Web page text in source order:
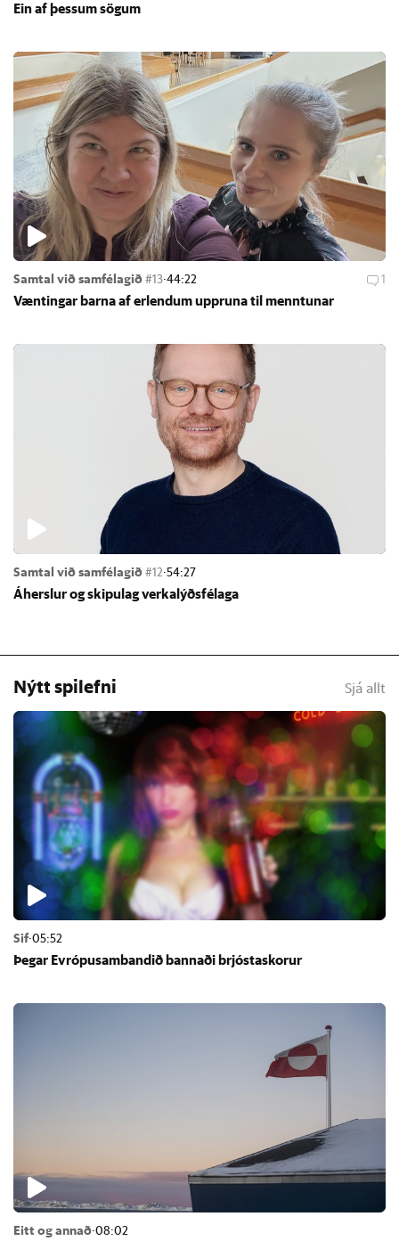
Ein af þess­um sög­um
Samtal við samfélagið#13·44:22 1
Vænt­ing­ar barna af er­lend­um upp­runa til mennt­un­ar
Samtal við samfélagið#12·54:27
Áhersl­ur og skipu­lag verka­lýðs­fé­laga
Nýtt spilefni Sjá allt
Sif·05:52
Þeg­ar Evr­ópu­sam­band­ið bann­aði brjósta­skor­ur
Eitt og annað·08:02